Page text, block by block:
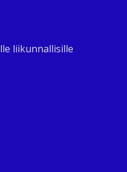
liikunnallisille